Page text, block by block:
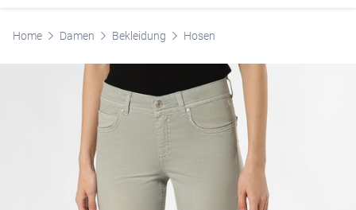
Home Damen Bekleidung Hosen